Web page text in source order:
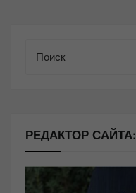
РЕДАКТОР САЙТА: